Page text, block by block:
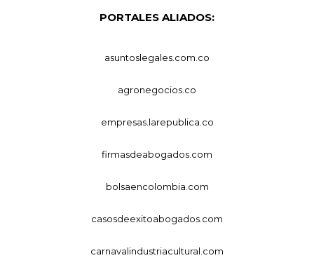
PORTALES ALIADOS:
asuntoslegales.com.co
agronegocios.co
empresas.larepublica.co
firmasdeabogados.com
bolsaencolombia.com
casosdeexitoabogados.com
carnavalindustriacultural.com